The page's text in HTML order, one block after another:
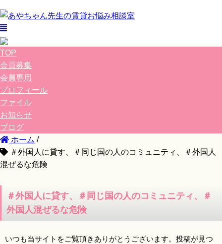
TOP
会員募集
会員専用
プロフィール
ファイル
お知らせ
ブログ
ホーム /
＃外国人に貸す、＃同じ国の人のコミュニティ、＃外国人
混ぜるな危険
＃外国人に貸す、＃同じ国の人のコミュニティ、＃
外国人混ぜるな危険
いつも当サイトをご覧頂きありがとうございます。投稿が見つ